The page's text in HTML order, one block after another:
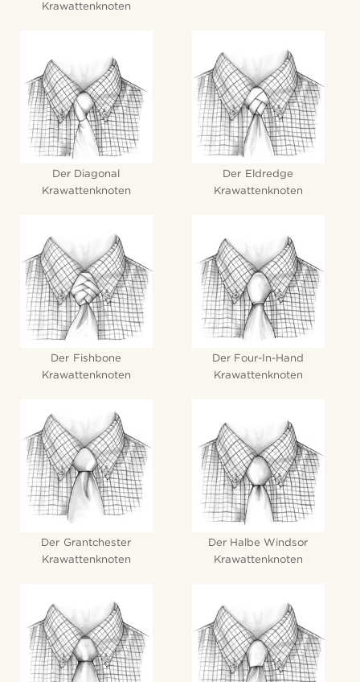
Krawattenknoten
Der Diagonal
Krawattenknoten
Der Eldredge
Krawattenknoten
Der Fishbone
Krawattenknoten
Der Four-In-Hand
Krawattenknoten
Der Grantchester
Krawattenknoten
Der Halbe Windsor
Krawattenknoten